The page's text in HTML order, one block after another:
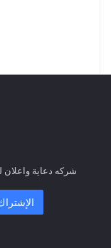
شركه دعاية واعلان